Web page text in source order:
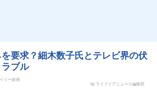
要求？細木数子氏とテレビ界の伏
ブル
リー新潮
by ライブドアニュース編集部